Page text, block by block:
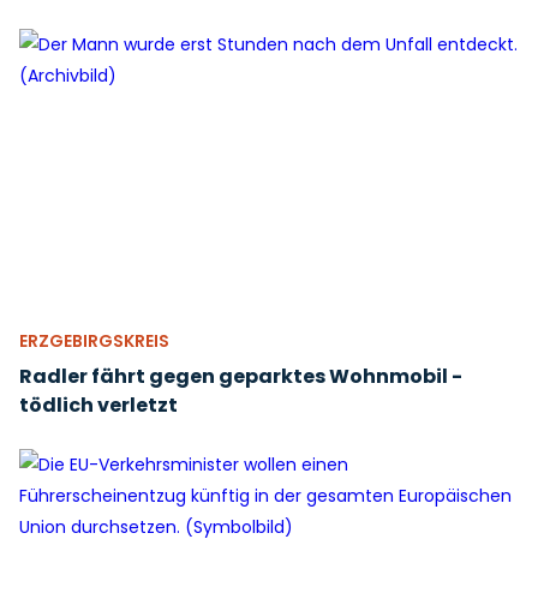
ERZGEBIRGSKREIS
Radler fährt gegen geparktes Wohnmobil -
tödlich verletzt